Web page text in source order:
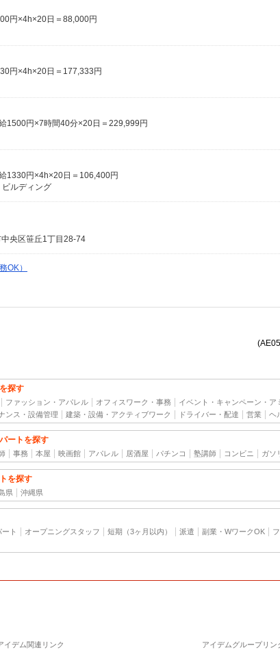
円×4h×20日＝88,000円
円×4h×20日＝177,333円
円×7時間40分×20日＝229,999円
円×4h×20日＝106,400円
ルディング
央区笹丘1丁目28-74
OK）
探す
ファッション・アパレル オフィスワーク・事務
イベント・キャンペーン・ア
ンス・設備管理 建築・設備・アクティブワーク ドライバー・配達 営業 ヘ
ートを探す
事務 本屋 映画館 アパレル 居酒屋 パチンコ 塾講師 コンビニ ガソ
を探す
県 沖縄県
ート オープニングスタッフ 短期（3ヶ月以内） 派遣 副業・WワークOK
イデム関連リンク アイデムグループリン